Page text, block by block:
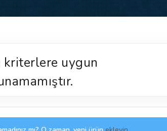
kriterlere uygun